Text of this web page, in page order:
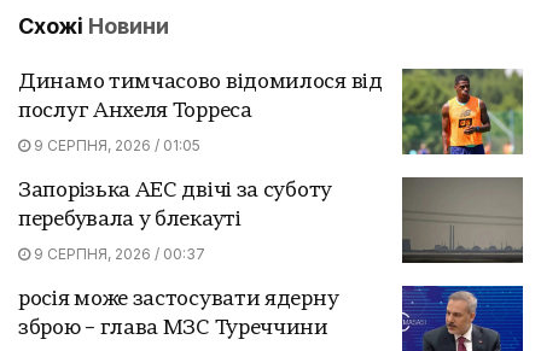
Схожі Новини
Динамо тимчасово відомилося від
послуг Анхеля Торреса
9 СЕРПНЯ, 2026 / 01:05
Запорізька АЕС двічі за суботу
перебувала у блекауті
9 СЕРПНЯ, 2026 / 00:37
росія може застосувати ядерну
зброю – глава МЗС Туреччини